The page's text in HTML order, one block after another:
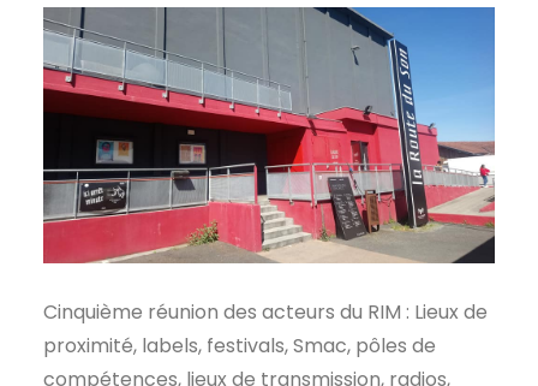
Cinquième réunion des acteurs du RIM : Lieux de
proximité, labels, festivals, Smac, pôles de
compétences, lieux de transmission, radios,